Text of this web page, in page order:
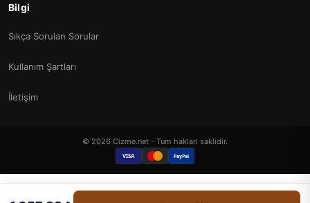
Bilgi
Sıkça Sorulan Sorular
Kullanım Şartları
İletişim
© 2026 Cizme.net - Tum haklari saklidir.
VISA PayPal